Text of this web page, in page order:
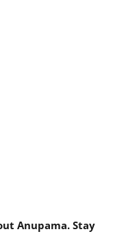
Anupama. Stay